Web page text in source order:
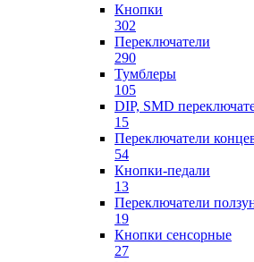
Кнопки
302
Переключатели
290
Тумблеры
105
DIP, SMD
15
Переключатели
54
Кнопки-педали
13
Переключатели
19
Кнопки сенсорные
27